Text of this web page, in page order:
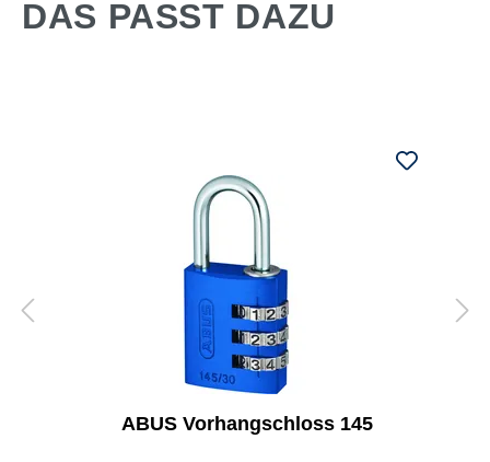
DAS PASST DAZU
ABUS Vorhangschloss 145